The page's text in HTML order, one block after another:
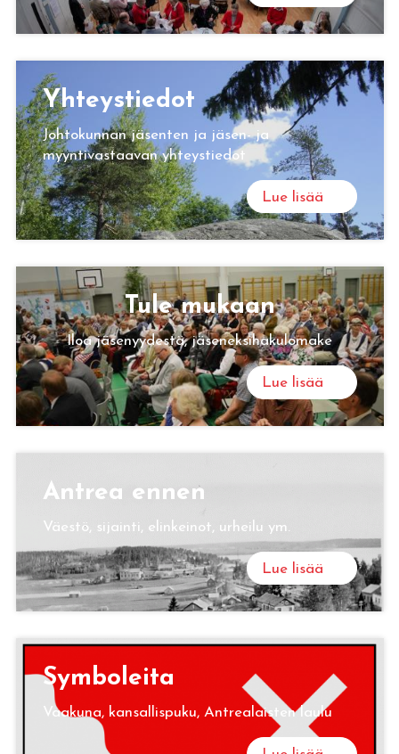
Yh­teys­tie­dot
Johtokunnan jäsenten ja jäsen- ja
myyntivastaavan yhteystiedot
Lue lisää
Tule mu­kaan
Iloa jäsenyydestä, jäseneksihakulomake
Lue lisää
Ant­rea ennen
Väestö, sijainti, elinkeinot, urheilu ym.
Lue lisää
Sym­bo­lei­ta
Vaakuna, kansallispuku, Antrealaisten laulu